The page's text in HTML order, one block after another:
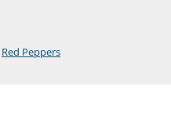
Red Peppers